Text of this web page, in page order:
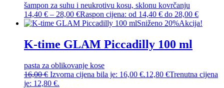
šampon za suhu i neukrotivu kosu, sklonu kovrčanju
14,40 € – 28,00 €Raspon cijena: od 14,40 € do 28,00 €
Sniženo 20%Akcija!
K-time GLAM Piccadilly 100 ml
pasta za oblikovanje kose
16,00€ Izvorna cijena bila je: 16,00 €.12,80 €Trenutna cijena
je: 12,80 €.